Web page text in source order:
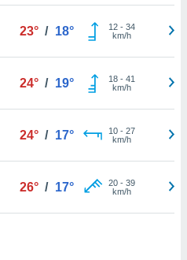
23° / 18° 12- 34
km/h
24° / 19° 18- 41
km/h
24° / 17° 10- 27
km/h
26° / 17° 20- 39
km/h